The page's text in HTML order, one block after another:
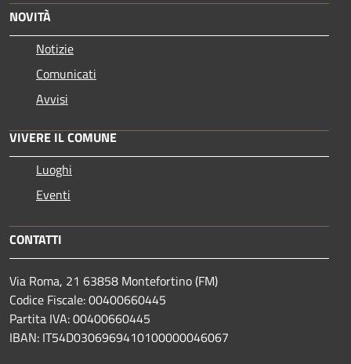
NOVITÀ
Notizie
Comunicati
Avvisi
VIVERE IL COMUNE
Luoghi
Eventi
CONTATTI
Via Roma, 21 63858 Montefortino (FM)
Codice Fiscale: 00400660445
Partita IVA: 00400660445
IBAN: IT54D0306969410100000046067